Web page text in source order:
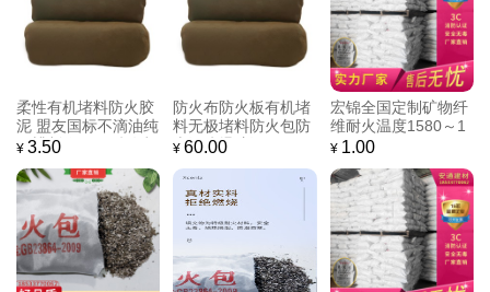
柔性有机堵料防火胶
泥 盟友国标不滴油纯
石蜡制作不开裂 有机
¥ 3.50
防火布防火板有机堵
料无极堵料防火包防
火泥防爆胶泥
¥ 60.00
宏锦全国定制矿物纤
维耐火温度1580～1
770℃
¥ 1.00